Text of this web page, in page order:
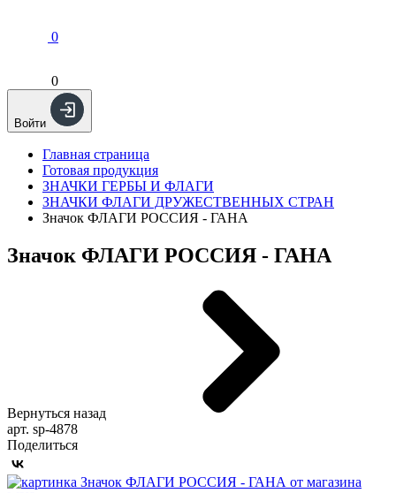
0
0
Войти
Главная страница
Готовая продукция
ЗНАЧКИ ГЕРБЫ И ФЛАГИ
ЗНАЧКИ ФЛАГИ ДРУЖЕСТВЕННЫХ СТРАН
Значок ФЛАГИ РОССИЯ - ГАНА
Значок ФЛАГИ РОССИЯ - ГАНА
Вернуться назад
арт. sp-4878
Поделиться